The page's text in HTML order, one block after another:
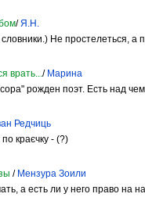
/Я.Н.
Не простелеться,
врать.../ Марина
рожден поэт. Есть над
Редчиць
краєчку - (?)
/ Мензура Зоили
а есть ли у него право на